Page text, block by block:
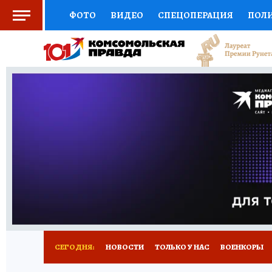
ФОТО ВИДЕО СПЕЦОПЕРАЦИЯ
СОЦПОДДЕРЖКА НАУКА СПОРТ
ВЫБОР ЭКСПЕРТОВ ДОКТОР
ПРОГНОЗЫ НА СПОРТ
НОВОЕ
СЕГОДНЯ: НОВОСТИ ТОЛЬКО У НАС ВОЕНКОРЫ